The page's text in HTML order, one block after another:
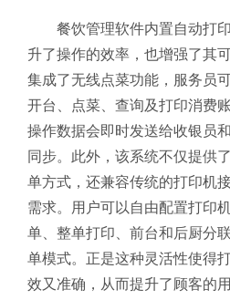
餐饮管理软件内置自动打
升了操作的效率，也增强了其
集成了无线点菜功能，服务员
开台、点菜、查询及打印消费
操作数据会即时发送给收银员
同步。 此外，该系统不仅提供
单方式，还兼容传统的打印机
需求。用户可以自由配置打印
单、整单打印、前台和后厨分
单模式。 正是这种灵活性使得
效又准确，从而提升了顾客的